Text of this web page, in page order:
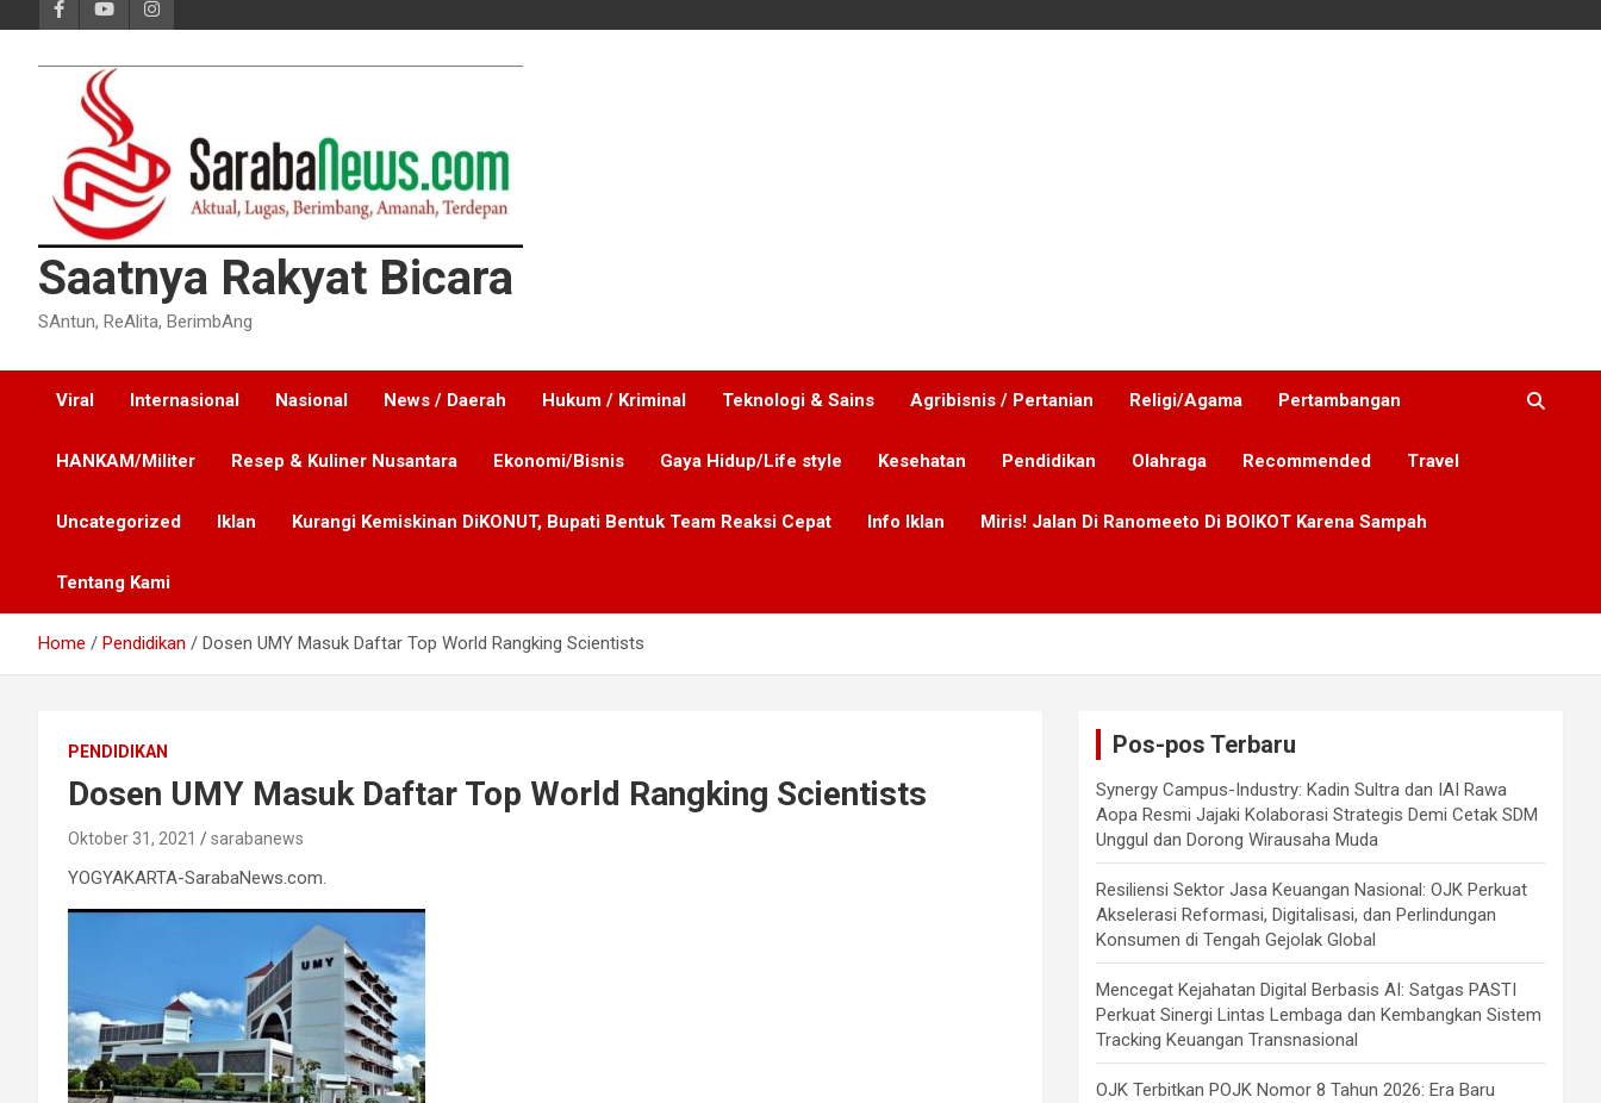
Saatnya Rakyat Bicara
SAntun, ReAlita, BerimbAng
Viral Internasional Nasional News / Daerah Hukum / Kriminal Teknologi & Sains Agribisnis / Pertanian Religi/Agama Pertambangan
HANKAM/Militer Resep & Kuliner Nusantara Ekonomi/Bisnis Gaya Hidup/Life style Kesehatan Pendidikan Olahraga Recommended Travel
Uncategorized Iklan Kurangi Kemiskinan DiKONUT, Bupati Bentuk Team Reaksi Cepat Info Iklan Miris! Jalan Di Ranomeeto Di BOIKOT Karena Sampah
Tentang Kami
Home Pendidikan Dosen UMY Masuk Daftar Top World Rangking Scientists
PENDIDIKAN
Dosen UMY Masuk Daftar Top World Rangking Scientists
Oktober 31, 2021 sarabanews
YOGYAKARTA-SarabaNews.com.
Pos-pos Terbaru
Synergy Campus-Industry: Kadin Sultra dan IAI Rawa
Aopa Resmi Jajaki Kolaborasi Strategis Demi Cetak SDM
Unggul dan Dorong Wirausaha Muda
Resiliensi Sektor Jasa Keuangan Nasional: OJK Perkuat
Akselerasi Reformasi, Digitalisasi, dan Perlindungan
Konsumen di Tengah Gejolak Global
Mencegat Kejahatan Digital Berbasis AI: Satgas PASTI
Perkuat Sinergi Lintas Lembaga dan Kembangkan Sistem
Tracking Keuangan Transnasional
OJK Terbitkan POJK Nomor 8 Tahun 2026: Era Baru